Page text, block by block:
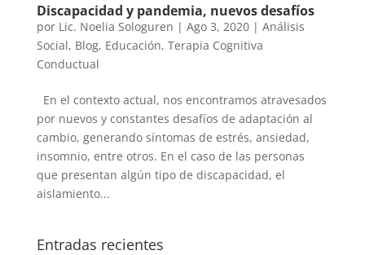
Discapacidad y pandemia, nuevos desafíos
por Lic. Noelia Sologuren | Ago 3, 2020| Análisis
Social, Blog, Educación, Terapia Cognitiva
Conductual
En el contexto actual, nos encontramos atravesados
por nuevos y constantes desafíos de adaptación al
cambio, generando síntomas de estrés, ansiedad,
insomnio, entre otros. En el caso de las personas
que presentan algún tipo de discapacidad, el
aislamiento...
Entradas recientes